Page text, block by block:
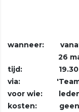
wanneer: vanaf
26 maart
tijd: 19.30 -
via:
voor wie:
kosten: